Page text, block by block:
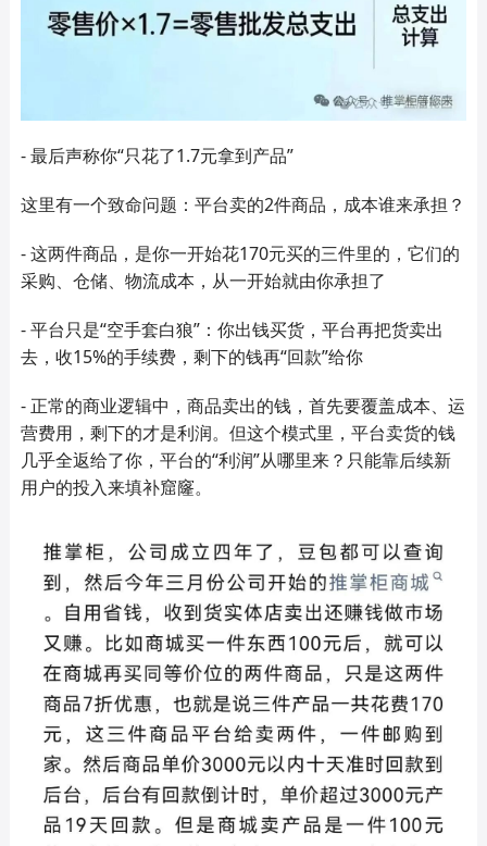
- 最后声称你“只花了1.7元拿到产品”
这里有一个致命问题：平台卖的2件商品，成本谁来承担？
- 这两件商品，是你一开始花170元买的三件里的，它们的
采购、仓储、物流成本，从一开始就由你承担了
- 平台只是“空手套白狼”：你出钱买货，平台再把货卖出
去，收15%的手续费，剩下的钱再“回款”给你
- 正常的商业逻辑中，商品卖出的钱，首先要覆盖成本、运
营费用，剩下的才是利润。但这个模式里，平台卖货的钱
几乎全返给了你，平台的“利润”从哪里来？只能靠后续新
用户的投入来填补窟窿。